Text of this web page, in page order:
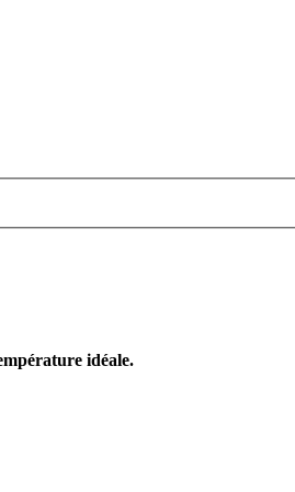
idéale.